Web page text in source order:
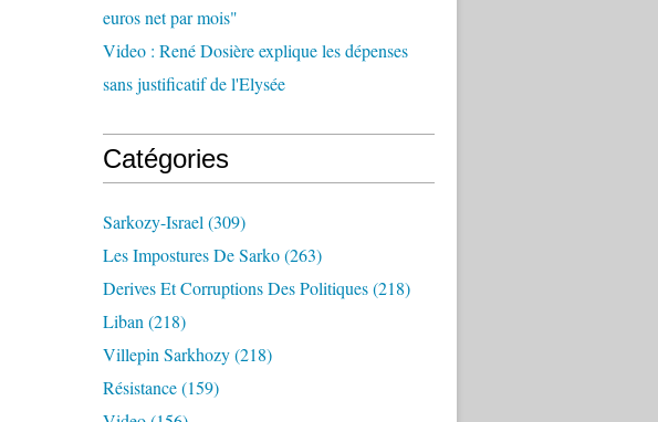
euros net par mois"
Video : René Dosière explique les dépenses
sans justificatif de l'Elysée
Catégories
Sarkozy-Israel (309)
Les Impostures De Sarko(263)
Derives Et Corruptions Des Politiques(218)
Liban (218)
Villepin Sarkhozy(218)
Résistance(159)